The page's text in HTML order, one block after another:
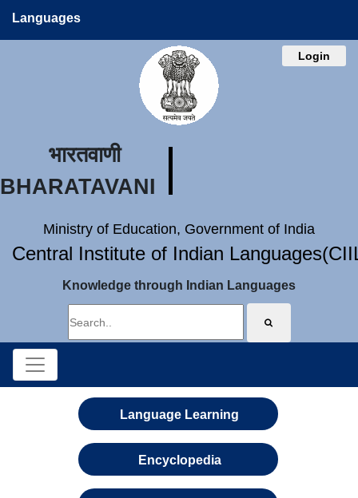
Languages
Login
भारतवाणी
BHARATAVANI
Ministry of Education, Government of India
Central Institute of Indian
Knowledge through Indian Languages
Language Learning
Encyclopedia